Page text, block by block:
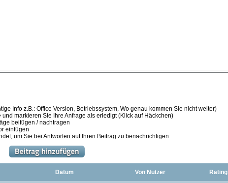
Info z.B.: Office Version, Betriebssystem, Wo genau kommen Sie nicht weiter)
markieren Sie Ihre Anfrage als erledigt (Klick auf Häckchen)
beifügen / nachtragen
einfügen
um Sie bei Antworten auf Ihren Beitrag zu benachrichtigen
Datum Von Nutzer Rating